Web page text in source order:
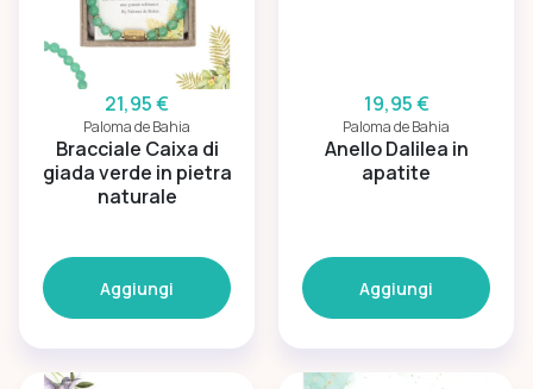
21,95 €
Paloma de Bahia
Bracciale Caixa di
giada verde in pietra
naturale
Aggiungi
19,95 €
Paloma de Bahia
Anello Dalilea in
apatite
Aggiungi